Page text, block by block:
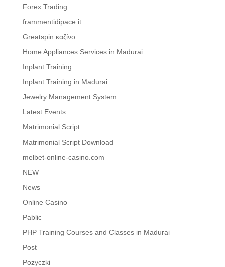
Forex Trading
frammentidipace.it
Greatspin καζίνο
Home Appliances Services in Madurai
Inplant Training
Inplant Training in Madurai
Jewelry Management System
Latest Events
Matrimonial Script
Matrimonial Script Download
melbet-online-casino.com
NEW
News
Online Casino
Pablic
PHP Training Courses and Classes in Madurai
Post
Pozyczki